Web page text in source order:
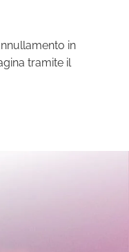
in
tramite il